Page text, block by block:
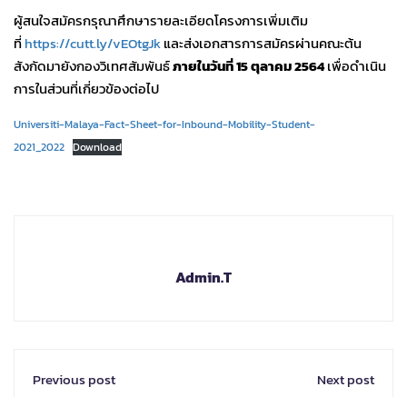
ผู้สนใจสมัครกรุณาศึกษารายละเอียดโครงการเพิ่มเติม
ที่https://cutt.ly/vEOtgJkและส่งเอกสารการสมัครผ่านคณะต้น
สังกัดมายังกองวิเทศสัมพันธ์ภายในวันที่ 15 ตุลาคม 2564เพื่อดำเนิน
การในส่วนที่เกี่ยวข้องต่อไป
Universiti-Malaya-Fact-Sheet-for-Inbound-Mobility-Student-
2021_2022 Download
Admin.T
Previous post Next post